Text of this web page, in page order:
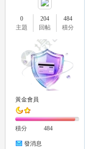
0
主題
204
回帖
484
積分
黃金會員
積分 484
發消息